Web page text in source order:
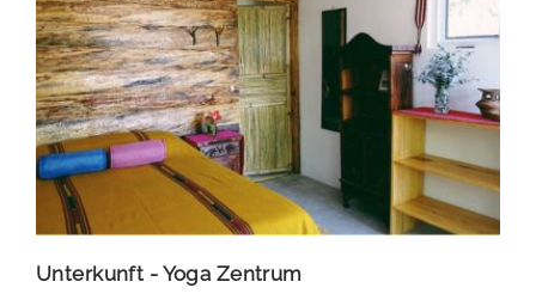
Unterkunft - Yoga Zentrum